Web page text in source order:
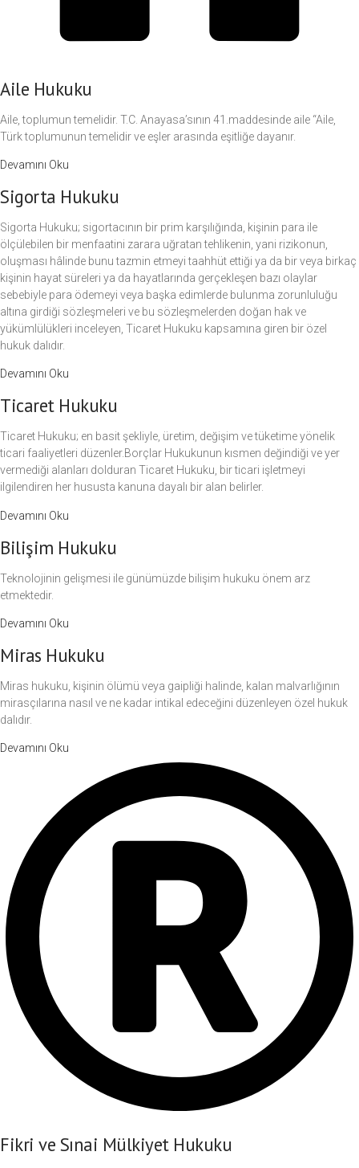
Aile Hukuku
Aile, toplumun temelidir. T.C. Anayasa’sının 41.maddesinde aile “Aile,
Türk toplumunun temelidir ve eşler arasında eşitliğe dayanır.
Devamını Oku
Sigorta Hukuku
Sigorta Hukuku; sigortacının bir prim karşılığında, kişinin para ile
ölçülebilen bir menfaatini zarara uğratan tehlikenin, yani rizikonun,
oluşması hâlinde bunu tazmin etmeyi taahhüt ettiği ya da bir veya birkaç
kişinin hayat süreleri ya da hayatlarında gerçekleşen bazı olaylar
sebebiyle para ödemeyi veya başka edimlerde bulunma zorunluluğu
altına girdiği sözleşmeleri ve bu sözleşmelerden doğan hak ve
yükümlülükleri inceleyen, Ticaret Hukuku kapsamına giren bir özel
hukuk dalıdır.
Devamını Oku
Ticaret Hukuku
Ticaret Hukuku; en basit şekliyle, üretim, değişim ve tüketime yönelik
ticari faaliyetleri düzenler.Borçlar Hukukunun kısmen değindiği ve yer
vermediği alanları dolduran Ticaret Hukuku, bir ticari işletmeyi
ilgilendiren her hususta kanuna dayalı bir alan belirler.
Devamını Oku
Bilişim Hukuku
Teknolojinin gelişmesi ile günümüzde bilişim hukuku önem arz
etmektedir.
Devamını Oku
Miras Hukuku
Miras hukuku, kişinin ölümü veya gaipliği halinde, kalan malvarlığının
mirasçılarına nasıl ve ne kadar intikal edeceğini düzenleyen özel hukuk
dalıdır.
Devamını Oku
Fikri ve Sınai Mülkiyet Hukuku